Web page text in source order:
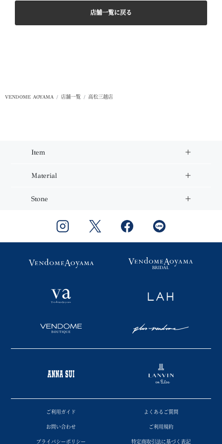
店舗一覧に戻る
VENDOME AOYAMA 店舗一覧 高松三越店
Item
Material
Stone
ご利用ガイド よくあるご質問
お問い合わせ ご利用規約
プライバシーポリシー 特定商取引法に基づく表記